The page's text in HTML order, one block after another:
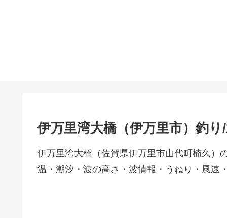
伊万里湾大橋（伊万里市）釣
伊万里湾大橋（佐賀県伊万里市山代町楠久）
温・潮汐・波の高さ・波情報・うねり・風速